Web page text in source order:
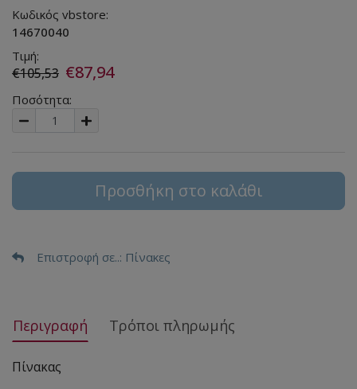
Κωδικός vbstore:
14670040
Τιμή:
€105,53 €87,94
Ποσότητα:
Προσθήκη στο καλάθι
Επιστροφή σε..: Πίνακες
Περιγραφή Τρόποι πληρωμής
Πίνακας